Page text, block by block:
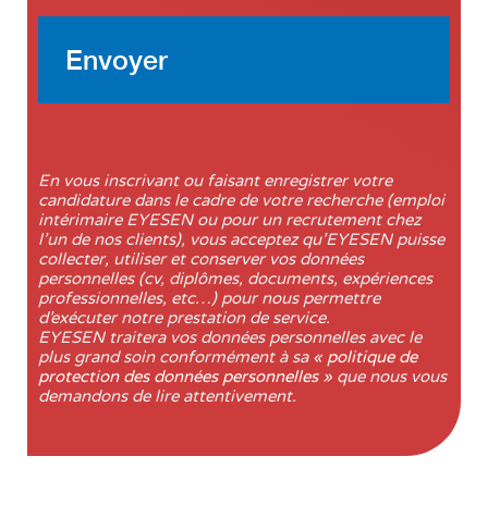
En vous inscrivant ou faisant enregistrer votre
candidature dans le cadre de votre recherche (emploi
intérimaire EYESEN ou pour un recrutement chez
l’un de nos clients), vous acceptez qu’EYESEN puisse
collecter, utiliser et conserver vos données
personnelles (cv, diplômes, documents, expériences
professionnelles, etc…) pour nous permettre
d’exécuter notre prestation de service.
EYESEN traitera vos données personnelles avec le
plus grand soin conformément à sa « politique de
protection des données personnelles » que nous vous
demandons de lire attentivement.